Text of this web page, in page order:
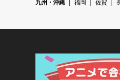
九州・沖縄 福岡 佐賀